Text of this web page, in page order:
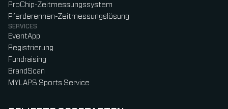
ProChip-Zeitmessungssystem
Pferderennen-Zeitmessungslösung
SERVICES
EventApp
Registrierung
Fundraising
BrandScan
MYLAPS Sports Service